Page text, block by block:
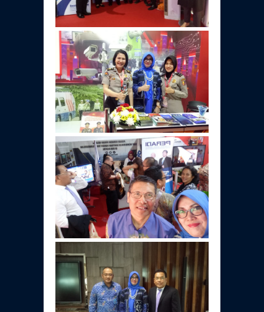
Perubahan Peraturan Perpindahan Domisili
Daftar Perkara Dewan Kehormatan Pusat
Daftar Perkara Dewan Kehormatan Daerah